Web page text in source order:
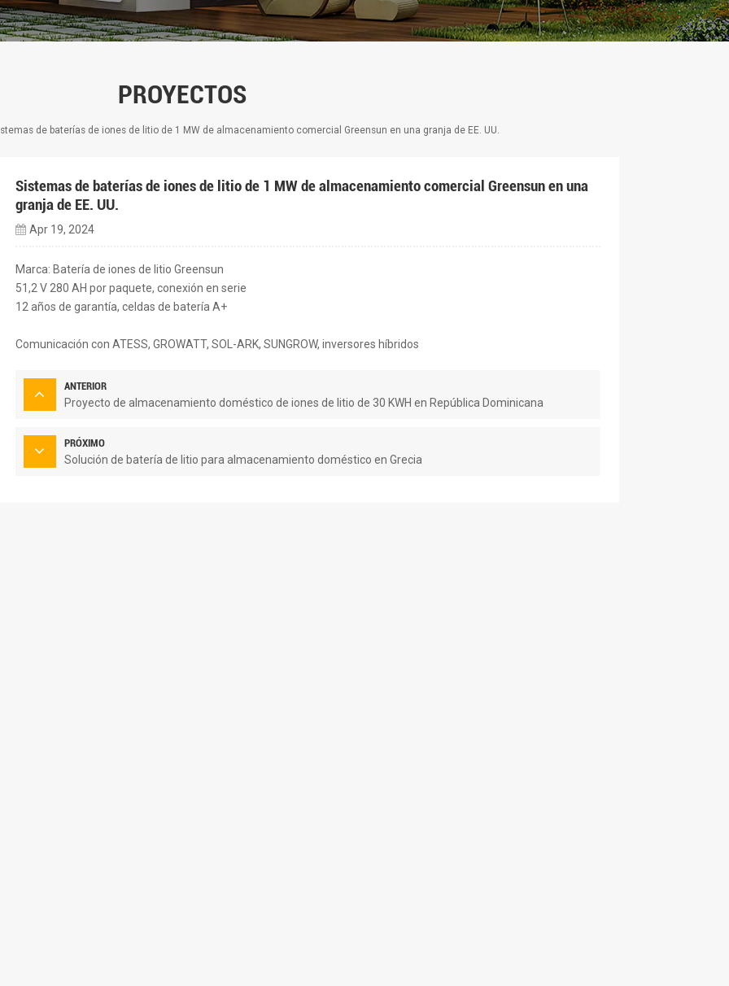
PROYECTOS
de baterías de iones de litio de 1 MW de almacenamiento comercial Greensun en una granja de EE. UU.
Sistemas de baterías de iones de litio de 1 MW de almacenamiento comercial Greensun en una
granja de EE. UU.
Apr 19, 2024
Marca: Batería de iones de litio Greensun
51,2 V 280 AH por paquete, conexión en serie
12 años de garantía, celdas de batería A+
Comunicación con ATESS, GROWATT, SOL-ARK, SUNGROW, inversores híbridos
ANTERIOR
Proyecto de almacenamiento doméstico de iones de litio de 30 KWH en República Dominicana
PRÓXIMO
Solución de batería de litio para almacenamiento doméstico en Grecia